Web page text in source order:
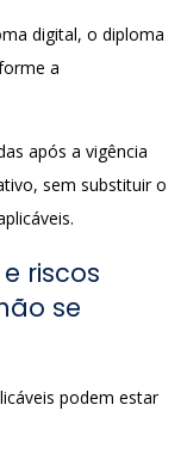
digital, o diploma
a
após a vigência
sem substituir o
riscos
se
podem estar